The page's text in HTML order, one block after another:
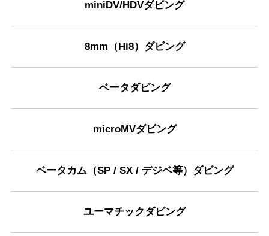
miniDV/HDVダビング
8mm（Hi8）ダビング
ベータダビング
microMVダビング
ベータカム（SP / SX / デジベ等）ダビング
ユーマチックダビング